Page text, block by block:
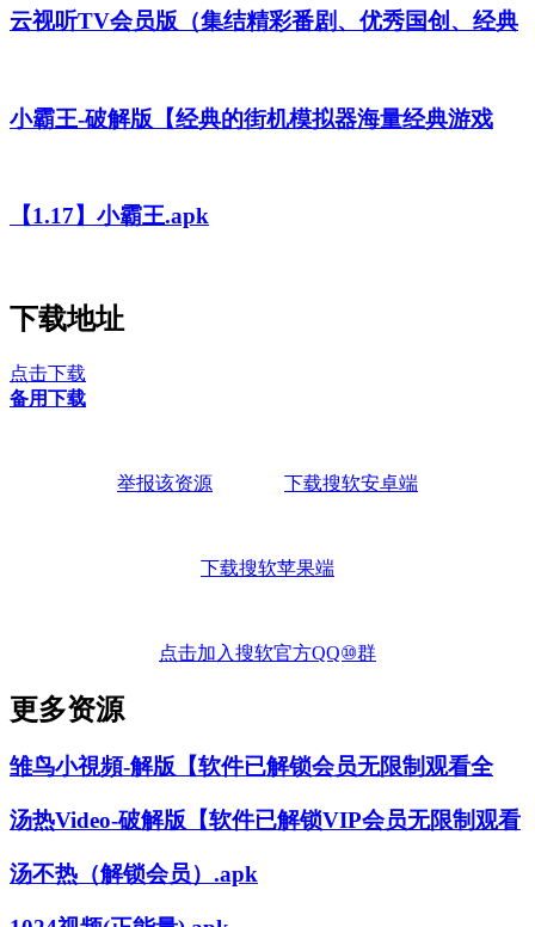
云视听TV会员版（集结精彩番剧、优秀国创、经典
小霸王-破解版【经典的街机模拟器海量经典游戏
【1.17】小霸王.apk
下载地址
点击下载
备用下载
举报该资源 下载搜软安卓端
下载搜软苹果端
点击加入搜软官方QQ⑩群
更多资源
雏鸟小視頻-解版【软件已解锁会员无限制观看全
汤热Video-破解版【软件已解锁VIP会员无限制观看
汤不热（解锁会员）.apk